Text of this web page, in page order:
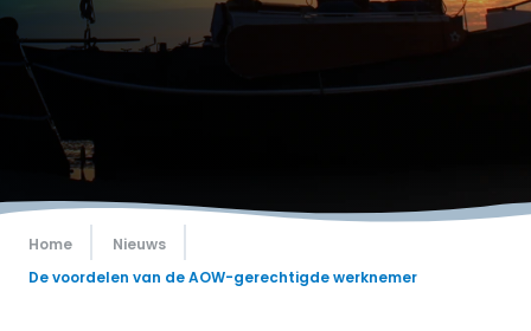
Home
Nieuws
De voordelen van de AOW-gerechtigde werknemer